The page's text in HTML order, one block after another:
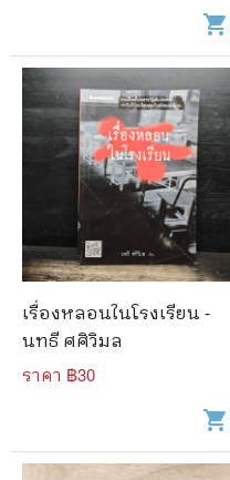
shopping_cart
เรื่องหลอนในโรงเรียน -
นทธี ศศิวิมล
ราคา ฿30
shopping_cart